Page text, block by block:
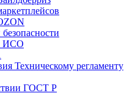
ИСО
Техническому регламенту
ГОСТ Р